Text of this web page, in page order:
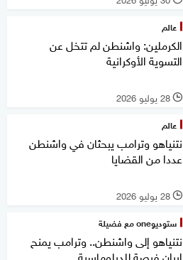
عالم
الكرملين: واشنطن لم تتخل عن
التسوية الأوكرانية
l 28 يوليو 2026
عالم
نتنياهو وترامب يبحثان في واشنطن
عددا من القضايا
l 28 يوليو 2026
ستوديوone مع فضيلة
نتنياهو إلى واشنطن.. وترامب يمنح
إيران فرصة للدبلوماسية